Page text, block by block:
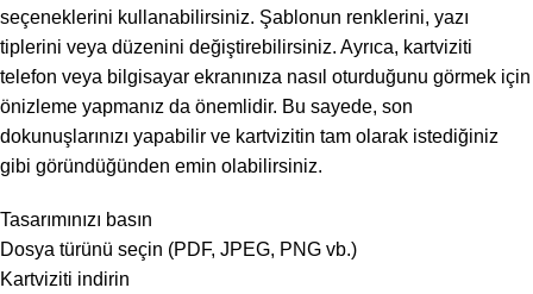
seçeneklerini kullanabilirsiniz. Şablonun renklerini, yazı
tiplerini veya düzenini değiştirebilirsiniz. Ayrıca, kartviziti
telefon veya bilgisayar ekranınıza nasıl oturduğunu görmek için
önizleme yapmanız da önemlidir. Bu sayede, son
dokunuşlarınızı yapabilir ve kartvizitin tam olarak istediğiniz
gibi göründüğünden emin olabilirsiniz.
Tasarımınızı basın
Dosya türünü seçin (PDF, JPEG, PNG vb.)
Kartviziti indirin